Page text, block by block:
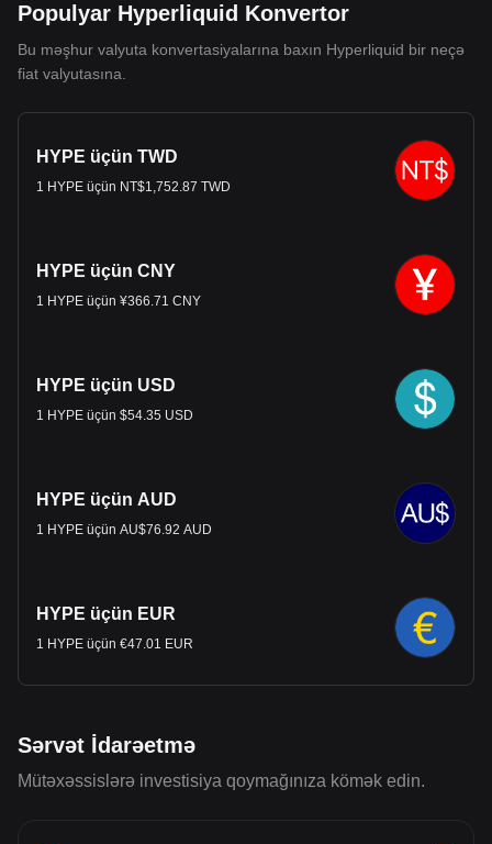
Populyar Hyperliquid Konvertor
Bu məşhur valyuta konvertasiyalarına baxın Hyperliquid bir neçə
fiat valyutasına.
HYPE üçün TWD
1 HYPE üçün NT$1,752.87 TWD
HYPE üçün CNY
1 HYPE üçün ¥366.71 CNY
HYPE üçün USD
1 HYPE üçün $54.35 USD
HYPE üçün AUD
1 HYPE üçün AU$76.92 AUD
HYPE üçün EUR
1 HYPE üçün €47.01 EUR
Sərvət İdarəetmə
Mütəxəssislərə investisiya qoymağınıza kömək edin.